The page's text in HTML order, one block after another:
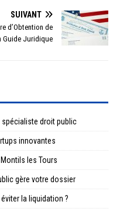
SUIVANT
d’Obtention de
Guide Juridique
spécialiste droit public
innovantes
les Tours
gère votre dossier
la liquidation ?